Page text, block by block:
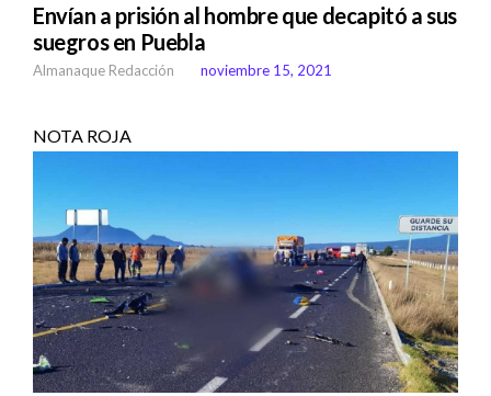
Envían a prisión al hombre que decapitó a sus
suegros en Puebla
Almanaque Redacción noviembre 15, 2021
NOTA ROJA